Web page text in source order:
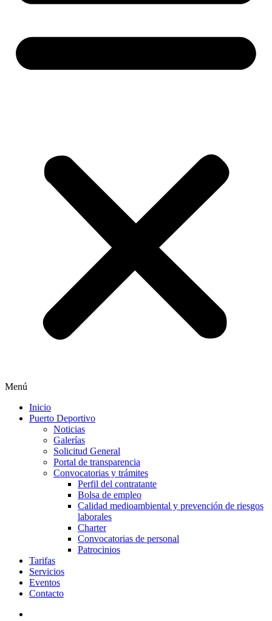
Menú
Inicio
Puerto Deportivo
Noticias
Galerías
Solicitud General
Portal de transparencia
Convocatorias y trámites
Perfil del contratante
Bolsa de empleo
Calidad medioambiental y prevención de riesgos
laborales
Charter
Convocatorias de personal
Patrocinios
Tarifas
Servicios
Eventos
Contacto